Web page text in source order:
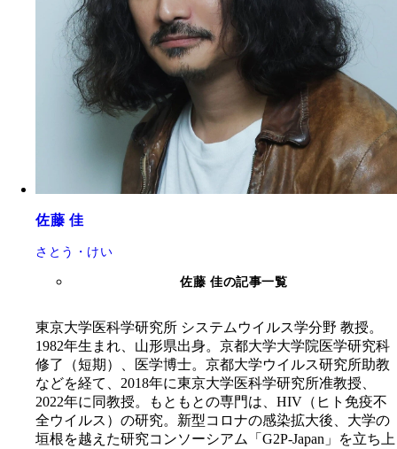
佐藤 佳
さとう・けい
佐藤 佳の記事一覧
東京大学医科学研究所 システムウイルス学分野 教授。
1982年生まれ、山形県出身。京都大学大学院医学研究科
修了（短期）、医学博士。京都大学ウイルス研究所助教
などを経て、2018年に東京大学医科学研究所准教授、
2022年に同教授。もともとの専門は、HIV（ヒト免疫不
全ウイルス）の研究。新型コロナの感染拡大後、大学の
垣根を越えた研究コンソーシアム「G2P-Japan」を立ち上